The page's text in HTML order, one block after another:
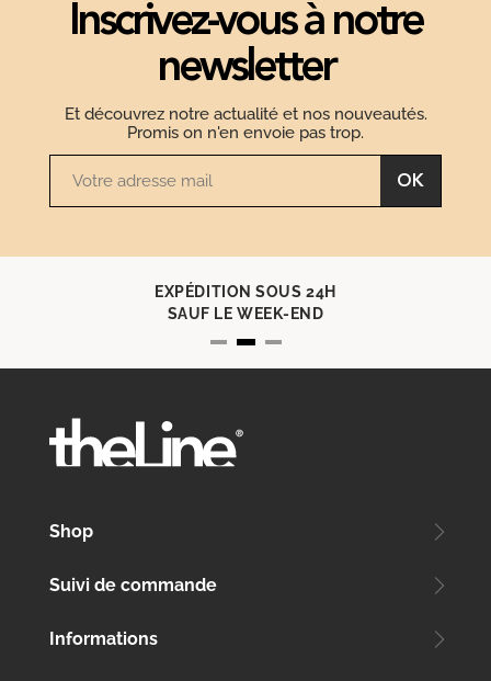
Inscrivez-vous à notre
newsletter
Et découvrez notre actualité et nos nouveautés.
Promis on n'en envoie pas trop.
OK
EXPÉDITION SOUS 24H
SAUF LE WEEK-END
Shop
Suivi de commande
Informations